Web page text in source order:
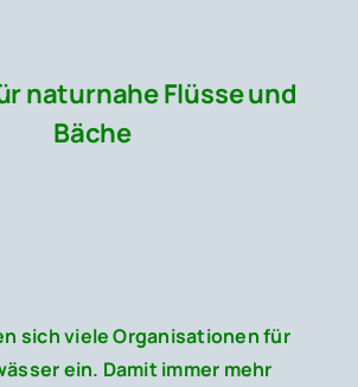
naturnahe Flüsse und
Bäche
sich viele Organisationen für
ein. Damit immer mehr